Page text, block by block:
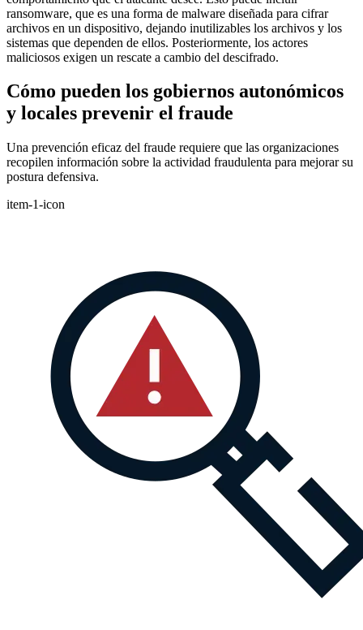
ransomware, que es una forma de malware diseñada para cifrar
archivos en un dispositivo, dejando inutilizables los archivos y los
sistemas que dependen de ellos. Posteriormente, los actores
maliciosos exigen un rescate a cambio del descifrado.
Cómo pueden los gobiernos autonómicos
y locales prevenir el fraude
Una prevención eficaz del fraude requiere que las organizaciones
recopilen información sobre la actividad fraudulenta para mejorar su
postura defensiva.
item-1-icon